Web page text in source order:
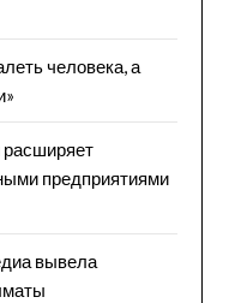
человека, а
предприятиями
вывела